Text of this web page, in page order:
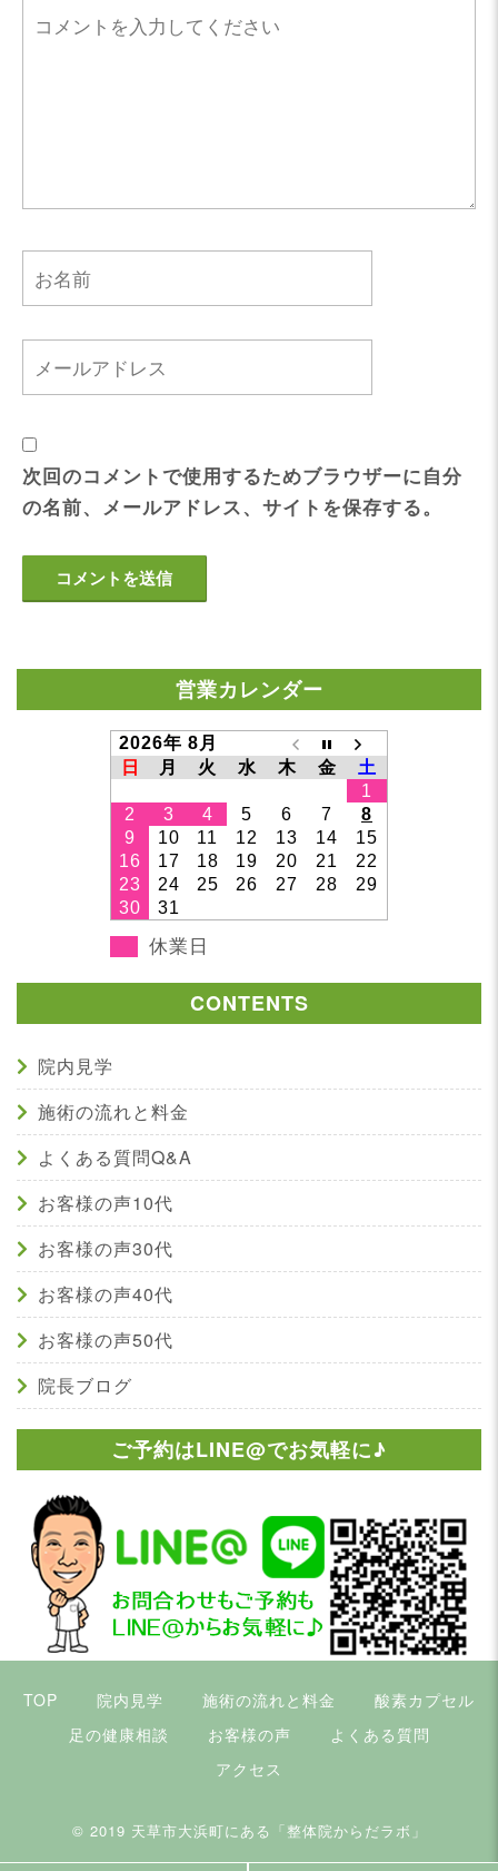
次回のコメントで使用するためブラウザーに自分
の名前、メールアドレス、サイトを保存する。
営業カレンダー
2026年 8月
日
月 火 水 木 金
土
1
2
3 4 5 6 7
8
9
10 11 12 13 14
15
16
17 18 19 20 21
22
23
24 25 26 27 28
29
30
31
休業日
CONTENTS
院内見学
施術の流れと料金
よくある質問Q&A
お客様の声10代
お客様の声30代
お客様の声40代
お客様の声50代
院長ブログ
ご予約はLINE@でお気軽に♪
TOP 院内見学 施術の流れと料金
酸素カプセル
足の健康相談
お客様の声
よくある質問
アクセス
© 2019 天草市大浜町にある「整体院からだラボ」